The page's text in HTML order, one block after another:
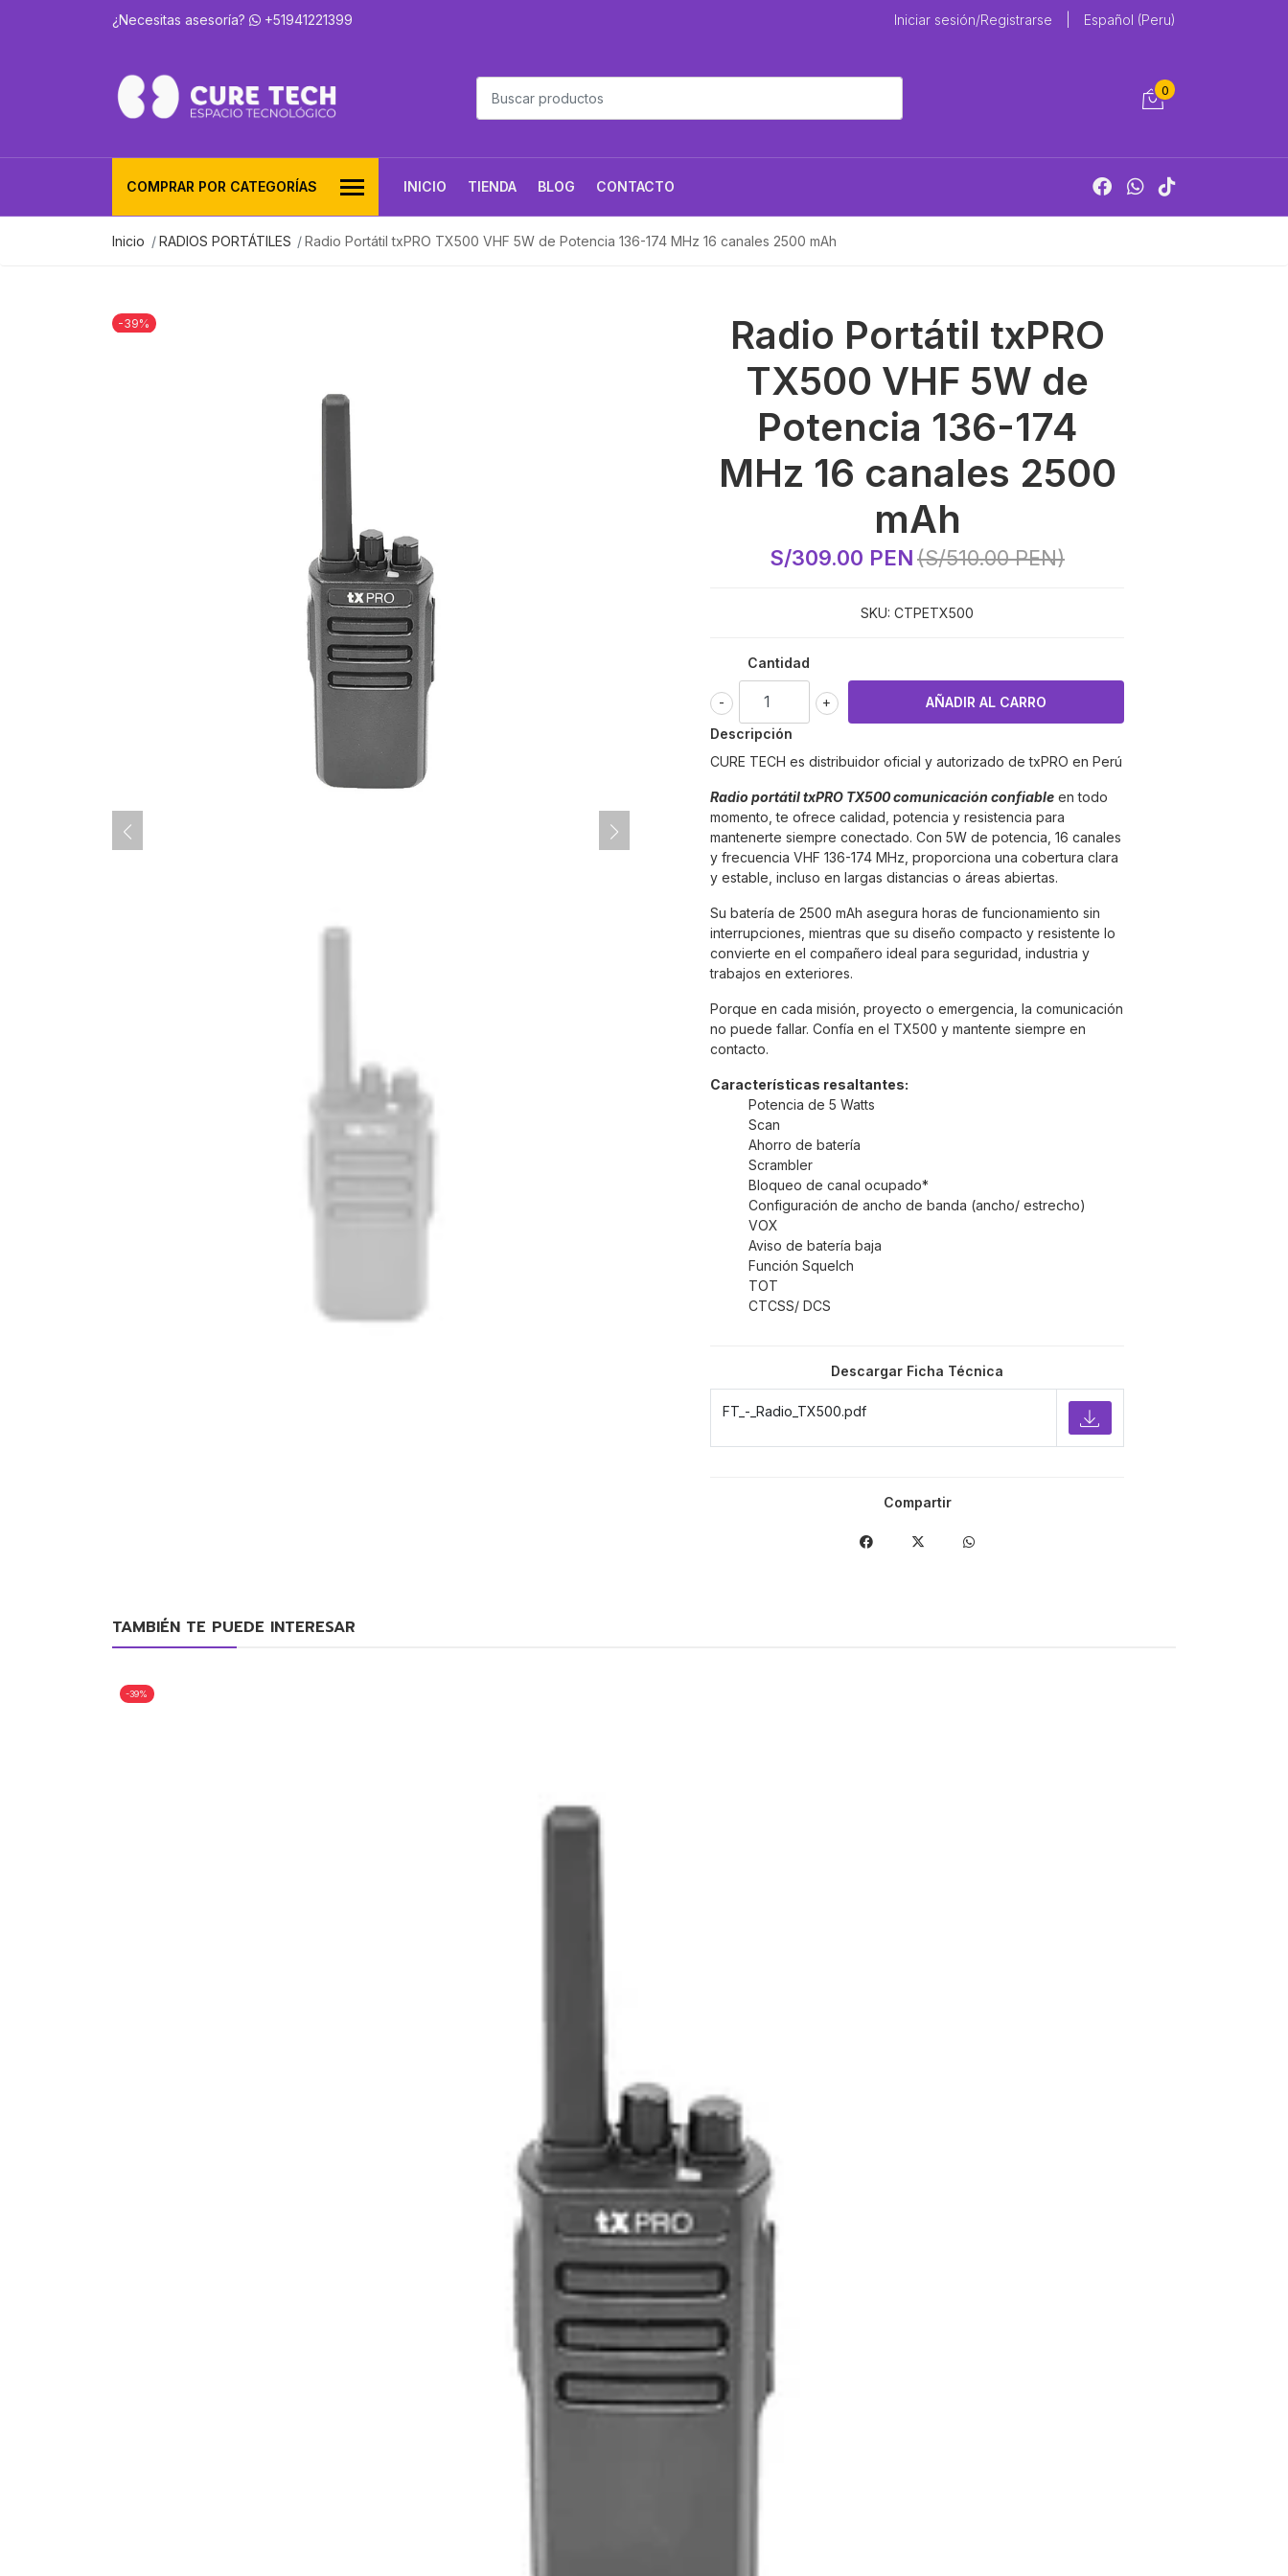
¿Necesitas asesoría? +51941221399 Iniciar sesión/Registrarse Español (Peru)
0
COMPRAR POR CATEGORÍAS INICIO TIENDA BLOG CONTACTO
Inicio RADIOS PORTÁTILES Radio Portátil txPRO TX500 VHF 5W de Potencia 136-174 MHz 16 canales 2500 mAh
-39%
Radio Portátil txPRO
TX500 VHF 5W de
Potencia 136-174
MHz 16 canales 2500
mAh
S/309.00 PEN(S/510.00 PEN)
SKU: CTPETX500
Cantidad
+
-
Descripción
CURE TECH es distribuidor oficial y autorizado de txPRO en Perú
Radio portátil txPRO TX500 comunicación confiable en todo
momento, te ofrece calidad, potencia y resistencia para
mantenerte siempre conectado. Con 5W de potencia, 16 canales
y frecuencia VHF 136-174 MHz, proporciona una cobertura clara
y estable, incluso en largas distancias o áreas abiertas.
Su batería de 2500 mAh asegura horas de funcionamiento sin
interrupciones, mientras que su diseño compacto y resistente lo
convierte en el compañero ideal para seguridad, industria y
trabajos en exteriores.
Porque en cada misión, proyecto o emergencia, la comunicación
no puede fallar. Confía en el TX500 y mantente siempre en
contacto.
Características resaltantes:
Potencia de 5 Watts
Scan
Ahorro de batería
Scrambler
Bloqueo de canal ocupado*
Configuración de ancho de banda (ancho/ estrecho)
VOX
Aviso de batería baja
Función Squelch
TOT
CTCSS/ DCS
Descargar Ficha Técnica
FT_-_Radio_TX500.pdf
Compartir
TAMBIÉN TE PUEDE INTERESAR
-39%